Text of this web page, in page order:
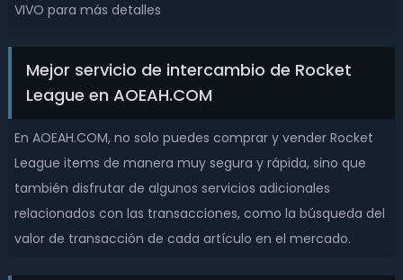
VIVO para más detalles
Mejor servicio de intercambio de Rocket
League en AOEAH.COM
En AOEAH.COM, no solo puedes comprar y vender Rocket
League items de manera muy segura y rápida, sino que
también disfrutar de algunos servicios adicionales
relacionados con las transacciones, como la búsqueda del
valor de transacción de cada artículo en el mercado.